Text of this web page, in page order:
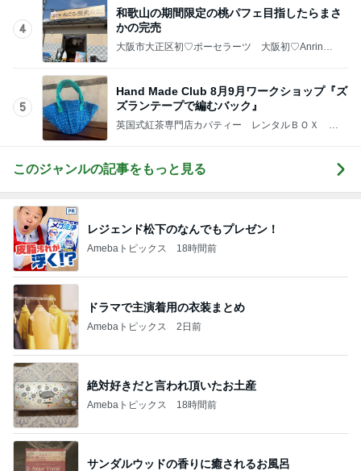
4
和歌山の期間限定の桃パフェ目指したらまさ
かの完売
大阪市大正区初♡ポーセラーツ 大阪初♡AnrinA
5
Hand Made Club 8月9月ワークショップ『ズ
ズランテープで編むバック』
英国式紅茶専門店カパティー レンタルＢＯＸ －
このジャンルの記事をもっと見る
レジェンド松下のなんでもプレゼン！
Amebaトピックス 18時間前
ドラマで主演着用の衣装まとめ
Amebaトピックス 2日前
絶対好きだと言われ頂いたお土産
Amebaトピックス 18時間前
サンダルウッドの香りに癒されるお風呂